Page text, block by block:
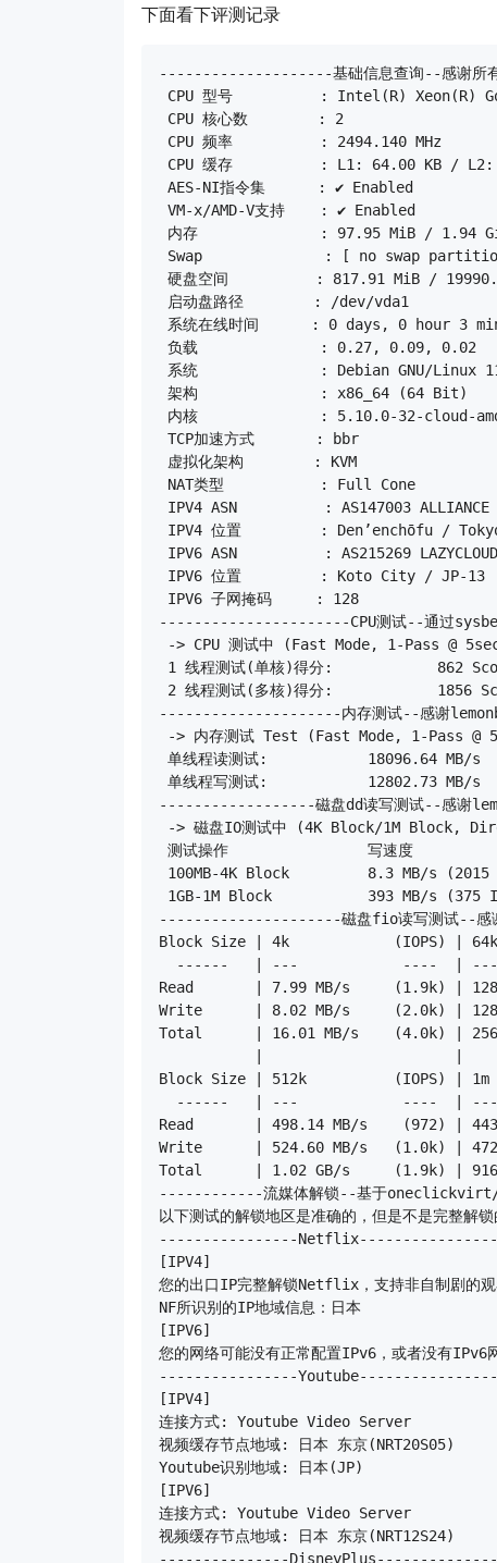
下面看下评测记录
--------------------基础信息查询--感谢
CPU 型号          : Intel(R) Xeon(R)
CPU 核心数        : 2
CPU 频率          : 2494.140 MHz
CPU 缓存          : L1: 64.00 KB / L2:
AES-NI指令集      : ✔ Enabled
VM-x/AMD-V支持    : ✔ Enabled
内存              : 97.95 MiB / 1.94
Swap              : [ no swap
硬盘空间          : 817.91 MiB /
启动盘路径        : /dev/vda1
系统在线时间      : 0 days, 0 hour 3
负载              : 0.27, 0.09, 0.02
系统              : Debian GNU/Linux
架构              : x86_64 (64 Bit)
内核              : 5.10.0-32-cloud-
TCP加速方式       : bbr
虚拟化架构        : KVM
NAT类型           : Full Cone
IPV4 ASN          : AS147003 ALLIANCE
IPV4 位置         : Den’enchōfu /
IPV6 ASN          : AS215269
IPV6 位置         : Koto City / JP-13
IPV6 子网掩码     : 128
----------------------CPU测试--通过
-> CPU 测试中 (Fast Mode, 1-Pass @
1 线程测试(单核)得分: 		862 Scores
2 线程测试(多核)得分: 		1856 Scores
---------------------内存测试--感谢
-> 内存测试 Test (Fast Mode, 1-Pass @
单线程读测试:		18096.64 MB/s
单线程写测试:		12802.73 MB/s
------------------磁盘dd读写测试--感谢
-> 磁盘IO测试中 (4K Block/1M Block,
测试操作		写速度					读速度
100MB-4K Block		8.3 MB/s (2015 IOPS, 12.70s)		8.2 MB/s (1998 IOPS, 12.81s)
1GB-1M Block		393 MB/s (375 IOPS, 2.67s)		548 MB/s (522 IOPS, 1.91s)
---------------------磁盘fio读写测试--
Block Size | 4k            (IOPS) |
------   | ---            ----  |
Read       | 7.99 MB/s     (1.9k) |
Write      | 8.02 MB/s     (2.0k) |
Total      | 16.01 MB/s    (4.0k) |
|
Block Size | 512k          (IOPS) |
------   | ---            ----  |
Read       | 498.14 MB/s    (972) |
Write      | 524.60 MB/s   (1.0k) |
Total      | 1.02 GB/s     (1.9k) |
------------流媒体解锁--基于oneclickvirt/
以下测试的解锁地区是准确的，但是不是完整解
----------------
[IPV4]
您的出口IP完整解锁Netflix，支持非自制剧的
NF所识别的IP地域信息：日本
[IPV6]
您的网络可能没有正常配置IPv6，或者没有IPv6
----------------
[IPV4]
连接方式: Youtube Video Server
视频缓存节点地域: 日本 东京(NRT20S05)
Youtube识别地域: 日本(JP)
[IPV6]
连接方式: Youtube Video Server
视频缓存节点地域: 日本 东京(NRT12S24)
---------------